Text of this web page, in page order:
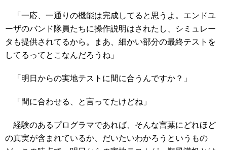
「一応、一通りの機能は完成してると思うよ。エンドユ
ーザのバンド隊員たちに操作説明はされたし、シミュレー
タも提供されてるから。まあ、細かい部分の最終テストを
してるってとこなんだろうね」
「明日からの実地テストに間に合うんですか？」
「間に合わせる、と言ってたけどね」
経験のあるプログラマであれば、そんな言葉にどれほど
の真実が含まれているか、だいたいわかろうというもの